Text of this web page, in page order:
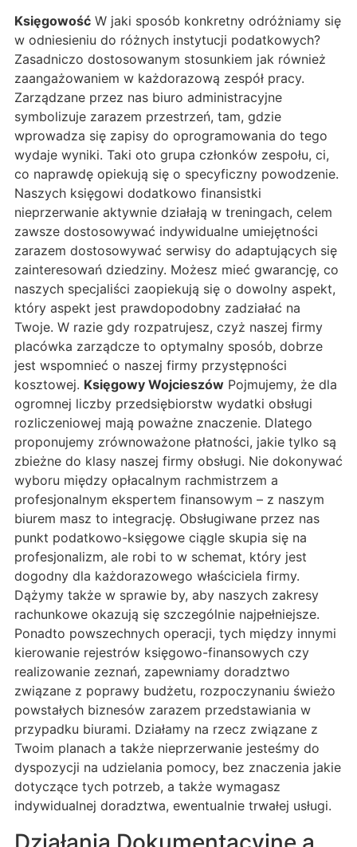
Księgowość W jaki sposób konkretny odróżniamy się
w odniesieniu do różnych instytucji podatkowych?
Zasadniczo dostosowanym stosunkiem jak również
zaangażowaniem w każdorazową zespół pracy.
Zarządzane przez nas biuro administracyjne
symbolizuje zarazem przestrzeń, tam, gdzie
wprowadza się zapisy do oprogramowania do tego
wydaje wyniki. Taki oto grupa członków zespołu, ci,
co naprawdę opiekują się o specyficzny powodzenie.
Naszych księgowi dodatkowo finansistki
nieprzerwanie aktywnie działają w treningach, celem
zawsze dostosowywać indywidualne umiejętności
zarazem dostosowywać serwisy do adaptujących się
zainteresowań dziedziny. Możesz mieć gwarancję, co
naszych specjaliści zaopiekują się o dowolny aspekt,
który aspekt jest prawdopodobny zadziałać na
Twoje. W razie gdy rozpatrujesz, czyż naszej firmy
placówka zarządcze to optymalny sposób, dobrze
jest wspomnieć o naszej firmy przystępności
kosztowej. Księgowy Wojcieszów Pojmujemy, że dla
ogromnej liczby przedsiębiorstw wydatki obsługi
rozliczeniowej mają poważne znaczenie. Dlatego
proponujemy zrównoważone płatności, jakie tylko są
zbieżne do klasy naszej firmy obsługi. Nie dokonywać
wyboru między opłacalnym rachmistrzem a
profesjonalnym ekspertem finansowym – z naszym
biurem masz to integrację. Obsługiwane przez nas
punkt podatkowo-księgowe ciągle skupia się na
profesjonalizm, ale robi to w schemat, który jest
dogodny dla każdorazowego właściciela firmy.
Dążymy także w sprawie by, aby naszych zakresy
rachunkowe okazują się szczególnie najpełniejsze.
Ponadto powszechnych operacji, tych między innymi
kierowanie rejestrów księgowo-finansowych czy
realizowanie zeznań, zapewniamy doradztwo
związane z poprawy budżetu, rozpoczynaniu świeżo
powstałych biznesów zarazem przedstawiania w
przypadku biurami. Działamy na rzecz związane z
Twoim planach a także nieprzerwanie jesteśmy do
dyspozycji na udzielania pomocy, bez znaczenia jakie
dotyczące tych potrzeb, a także wymagasz
indywidualnej doradztwa, ewentualnie trwałej usługi.